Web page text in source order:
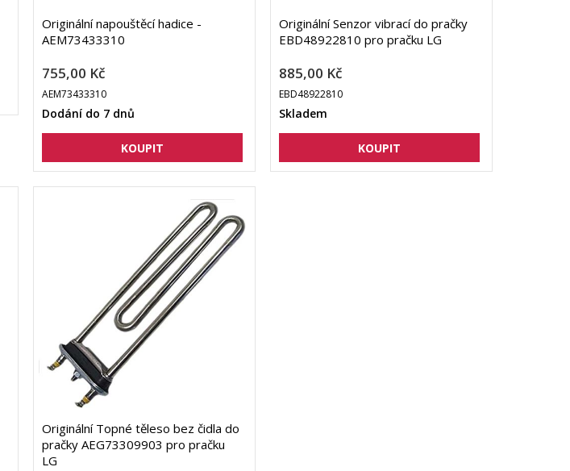
Originální napouštěcí hadice -
AEM73433310
755,00 Kč
AEM73433310
Dodání do 7 dnů
Originální Senzor vibrací do pračky
EBD48922810 pro pračku LG
885,00 Kč
EBD48922810
Skladem
Originální Topné těleso bez čidla do
pračky AEG73309903 pro pračku
LG